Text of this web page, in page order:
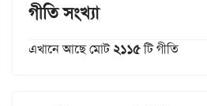
গীতি সংখ্যা
এখানে আছে মোট২১১৫টি গীতি